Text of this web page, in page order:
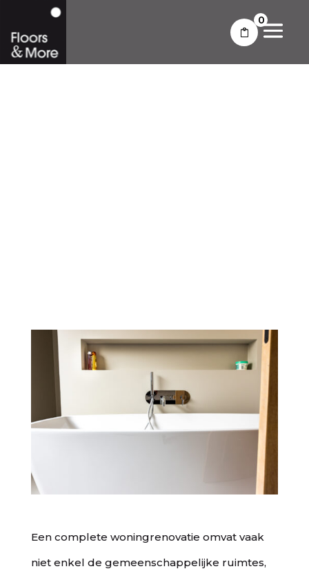
0
Een complete woningrenovatie omvat vaak
niet enkel de gemeenschappelijke ruimtes,